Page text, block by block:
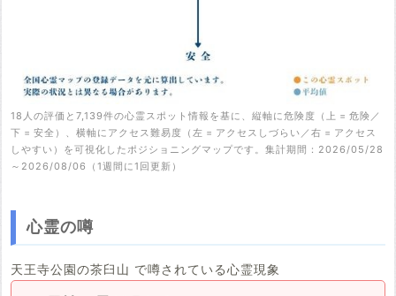
18人の評価と7,139件の心霊スポット情報を基に、縦軸に危険度（上 = 危険／
下 = 安全）、横軸にアクセス難易度（左 = アクセスしづらい／右 = アクセス
しやすい）を可視化したポジショニングマップです。集計期間：2026/05/28
～2026/08/06（1週間に1回更新）
心霊の噂
天王寺公園の茶臼山 で噂されている心霊現象